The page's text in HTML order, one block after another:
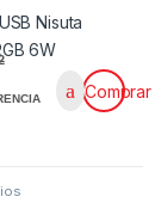
Comprar